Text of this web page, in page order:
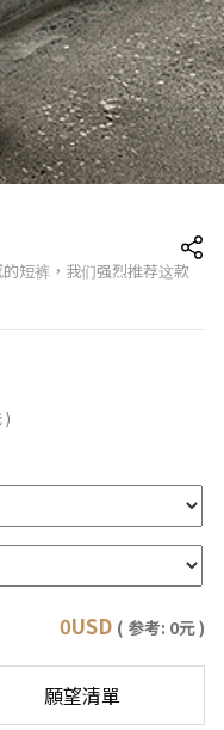
短裤，我们强烈推荐这款
)
0USD ( 参考: 0元 )
願望清單